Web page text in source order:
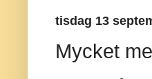
tisdag 13
Mycket